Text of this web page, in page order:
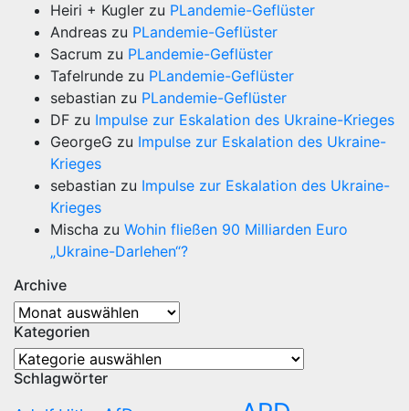
Heiri + Kugler zu PLandemie-Geflüster
Andreas zu PLandemie-Geflüster
Sacrum zu PLandemie-Geflüster
Tafelrunde zu PLandemie-Geflüster
sebastian zu PLandemie-Geflüster
DF zu Impulse zur Eskalation des Ukraine-Krieges
GeorgeG zu Impulse zur Eskalation des Ukraine-
Krieges
sebastian zu Impulse zur Eskalation des Ukraine-
Krieges
Mischa zu Wohin fließen 90 Milliarden Euro
„Ukraine-Darlehen“?
Archive
Archive
Kategorien
Kategorien
Schlagwörter